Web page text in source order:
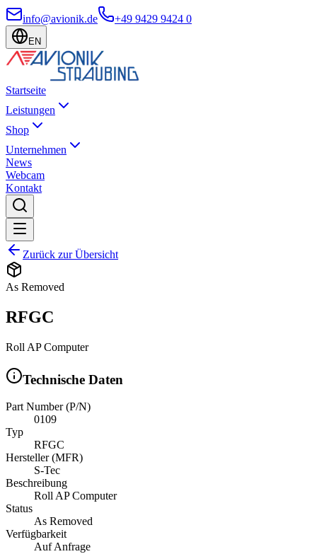
info@avionik.de +49 9429 9424 0
EN
Startseite
Leistungen
Shop
Unternehmen
News
Webcam
Kontakt
Zurück zur Übersicht
As Removed
RFGC
Roll AP Computer
Technische Daten
Part Number (P/N)
0109
Typ
RFGC
Hersteller (MFR)
S-Tec
Beschreibung
Roll AP Computer
Status
As Removed
Verfügbarkeit
Auf Anfrage